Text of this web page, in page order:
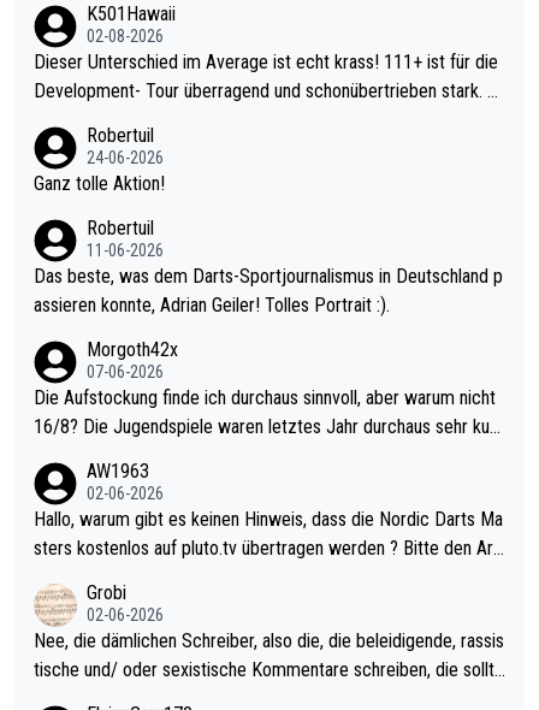
K501Hawaii
02-08-2026
Dieser Unterschied im Average ist echt krass! 111+ ist für die
Development- Tour überragend und schonübertrieben stark. U
mal 40+ erst recht. Da gewinnst keinen Blumentopf - ist ja noc
h krasser wie ein Pokalspiel eines Kreisligisten vs einem Bund
Robertuil
24-06-2026
Ganz tolle Aktion!
Robertuil
11-06-2026
Das beste, was dem Darts-Sportjournalismus in Deutschland p
assieren konnte, Adrian Geiler! Tolles Portrait :).
Morgoth42x
07-06-2026
Die Aufstockung finde ich durchaus sinnvoll, aber warum nicht
16/8? Die Jugendspiele waren letztes Jahr durchaus sehr kurz
Allerdings ist Mitchell Lawrie als Nummer 1 der Welt eh qualifi
ziert. Somit ändert die automatische Qualifikation des Weltmei
sters erstmal nichts. Ich denke sie wollen damit für nächstes J
ohl wenig WDF Turniere spielen. Dies war bei Archie Self letzt
es Jahr der Fall. Er musste als amtierender Weltmeister durch
den Qualifier und ich glaube kaum, dass Mitchel sich das (in Ve
gas) antun würde, wenn er doch eigentlich die PDC-WM als Zi
AW1963
02-06-2026
Hallo, warum gibt es keinen Hinweis, dass die Nordic Darts Ma
sters kostenlos auf pluto.tv übertragen werden ? Bitte den Arti
Grobi
02-06-2026
Nee, die dämlichen Schreiber, also die, die beleidigende, rassis
tische und/ oder sexistische Kommentare schreiben, die sollte